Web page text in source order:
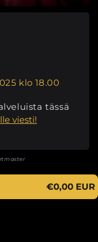
klo 18.00
tässä
viesti!
€0,00 EUR